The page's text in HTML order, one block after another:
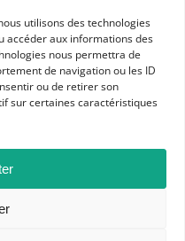
utilisons des technologies
accéder aux informations des
nous permettra de
de navigation ou les ID
ou de retirer son
sur certaines caractéristiques